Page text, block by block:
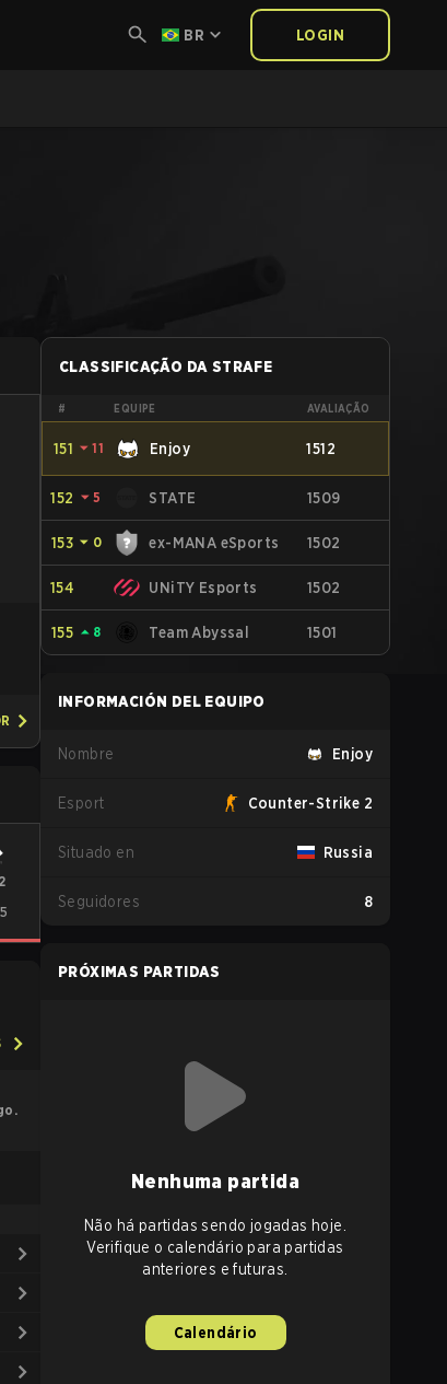
BR LOGIN
2
CLASSIFICAÇÃO DA STRAFE
# EQUIPE AVALIAÇÃO
151 ⏷ 11 Enjoy 1512
152 ⏷ 5 STATE 1509
153 ⏷ 0 ex-MANA eSports 1502
154 UNiTY Esports 1502
155 ⏶ 8 Team Abyssal 1501
INFORMACIÓN DEL EQUIPO
Nombre Enjoy
Esport Counter-Strike 2
Situado en Russia
Seguidores 8
PRÓXIMAS PARTIDAS
Nenhuma partida
Não há partidas sendo jogadas hoje.
Verifique o calendário para partidas
anteriores e futuras.
Calendário